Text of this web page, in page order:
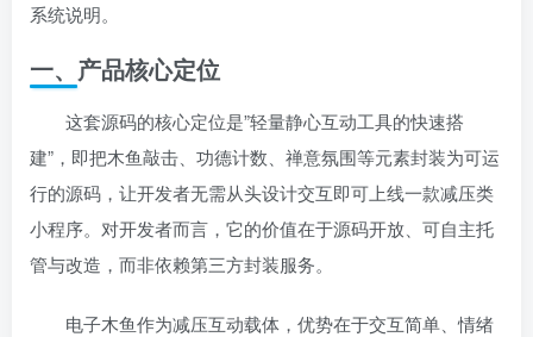
系统说明。
一、产品核心定位
这套源码的核心定位是”轻量静心互动工具的快速搭
建”，即把木鱼敲击、功德计数、禅意氛围等元素封装为可运
行的源码，让开发者无需从头设计交互即可上线一款减压类
小程序。对开发者而言，它的价值在于源码开放、可自主托
管与改造，而非依赖第三方封装服务。
电子木鱼作为减压互动载体，优势在于交互简单、情绪